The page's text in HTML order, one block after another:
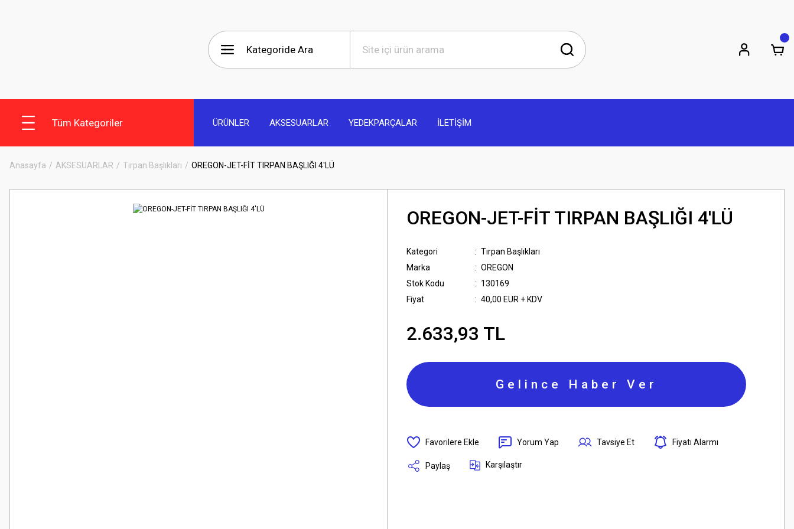
Tüm Kategoriler ÜRÜNLER AKSESUARLAR YEDEKPARÇALAR İLETİŞİM
Anasayfa AKSESUARLAR Tırpan Başlıkları OREGON-JET-FİT TIRPAN BAŞLIĞI 4'LÜ
OREGON-JET-FİT TIRPAN BAŞLIĞI 4'LÜ
Kategori
Tırpan Başlıkları
Marka
OREGON
Stok Kodu
130169
Fiyat
40,00 EUR + KDV
2.633,93 TL
Gelince Haber Ver
Yorum Yap Tavsiye Et Fiyatı Alarmı
Paylaş Karşılaştır